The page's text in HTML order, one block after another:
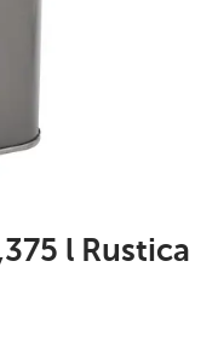
l Rustica